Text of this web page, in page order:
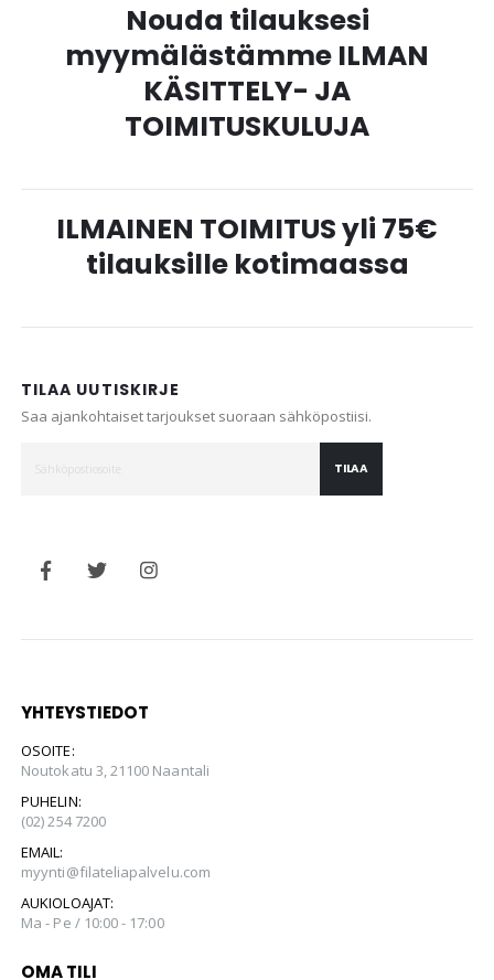
Nouda tilauksesi
myymälästämme ILMAN
KÄSITTELY- JA
TOIMITUSKULUJA
ILMAINEN TOIMITUS yli 75€
tilauksille kotimaassa
TILAA UUTISKIRJE
Saa ajankohtaiset tarjoukset suoraan sähköpostiisi.
TILAA
YHTEYSTIEDOT
OSOITE:
Noutokatu 3, 21100 Naantali
PUHELIN:
(02) 254 7200
EMAIL:
myynti@filateliapalvelu.com
AUKIOLOAJAT:
Ma - Pe / 10:00 - 17:00
OMA TILI